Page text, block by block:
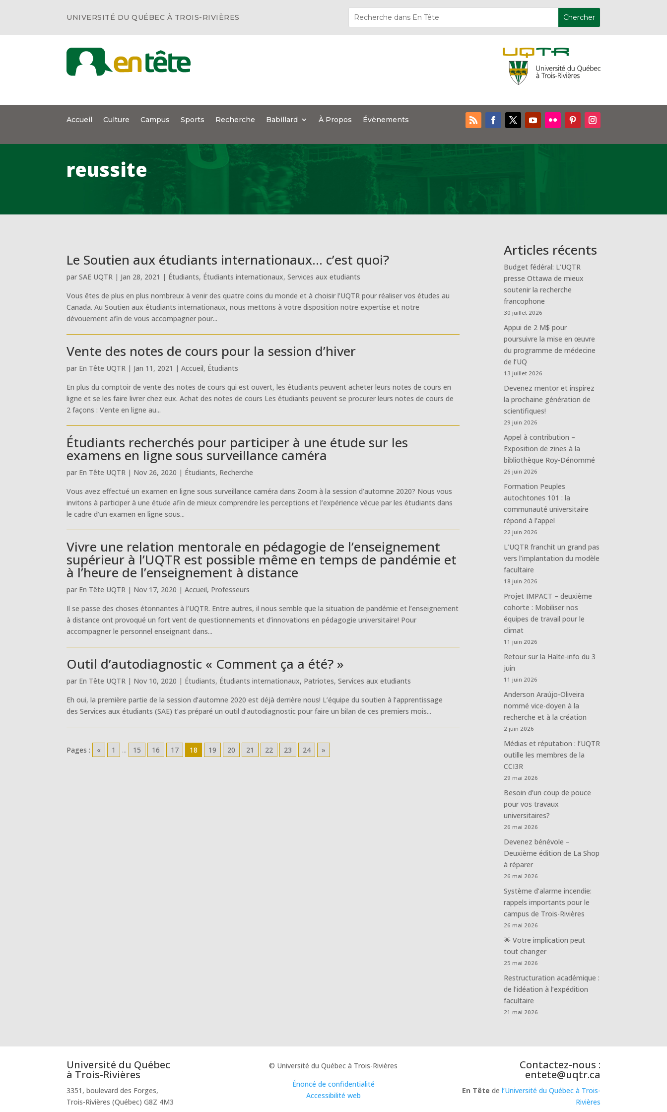
UNIVERSITÉ DU QUÉBEC À TROIS-RIVIÈRES
Accueil Culture Campus Sports Recherche Babillard À Propos Évènements
reussite
Le Soutien aux étudiants internationaux… c’est quoi?
parSAE UQTR | Jan 28, 2021 | Étudiants, Étudiants internationaux,Services aux etudiants
Vous êtes de plus en plus nombreux à venir des quatre coins du monde et à choisir l’UQTR pour réaliser vos études au
Canada. Au Soutien aux étudiants internationaux, nous mettons à votre disposition notre expertise et notre
dévouement afin de vous accompagner pour...
Vente des notes de cours pour la session d’hiver
par En Tête UQTR | Jan 11, 2021 |Accueil, Étudiants
En plus du comptoir de vente des notes de cours qui est ouvert, les étudiants peuvent acheter leurs notes de cours en
ligne et se les faire livrer chez eux. Achat des notes de cours Les étudiants peuvent se procurer leurs notes de cours de
2 façons : Vente en ligne au...
Étudiants recherchés pour participer à une étude sur les
examens en ligne sous surveillance caméra
par En Tête UQTR | Nov 26, 2020 | Étudiants, Recherche
Vous avez effectué un examen en ligne sous surveillance caméra dans Zoom à la session d’automne 2020? Nous vous
invitons à participer à une étude afin de mieux comprendre les perceptions et l’expérience vécue par les étudiants dans
le cadre d’un examen en ligne sous...
Vivre une relation mentorale en pédagogie de l’enseignement
supérieur à l’UQTR est possible même en temps de pandémie et
à l’heure de l’enseignement à distance
par En Tête UQTR | Nov 17, 2020 |Accueil, Professeurs
Il se passe des choses étonnantes à l’UQTR. Entre autres, il nous semble que la situation de pandémie et l’enseignement
à distance ont provoqué un fort vent de questionnements et d’innovations en pédagogie universitaire! Pour
accompagner le personnel enseignant dans...
Outil d’autodiagnostic « Comment ça a été? »
par En Tête UQTR | Nov 10, 2020 | Étudiants, Étudiants internationaux, Patriotes,Services aux etudiants
Eh oui, la première partie de la session d’automne 2020 est déjà derrière nous! L’équipe du soutien à l’apprentissage
des Services aux étudiants (SAE) t’as préparé un outil d’autodiagnostic pour faire un bilan de ces premiers mois...
Pages : « 1 ... 15 16 17 18 19 20 21 22 23 24 »
Articles récents
Budget fédéral: L’UQTR
presse Ottawa de mieux
soutenir la recherche
francophone
30 juillet 2026
Appui de 2 M$ pour
poursuivre la mise en œuvre
du programme de médecine
de l’UQ
13 juillet 2026
Devenez mentor et inspirez
la prochaine génération de
scientifiques!
29 juin 2026
Appel à contribution –
Exposition de zines à la
bibliothèque Roy-Dénommé
26 juin 2026
Formation Peuples
autochtones 101 : la
communauté universitaire
répond à l’appel
22 juin 2026
L’UQTR franchit un grand pas
vers l’implantation du modèle
facultaire
18 juin 2026
Projet IMPACT – deuxième
cohorte : Mobiliser nos
équipes de travail pour le
climat
11 juin 2026
Retour sur la Halte-info du 3
juin
11 juin 2026
Anderson Araújo-Oliveira
nommé vice-doyen à la
recherche et à la création
2 juin 2026
Médias et réputation : l’UQTR
outille les membres de la
CCI3R
29 mai 2026
Besoin d’un coup de pouce
pour vos travaux
universitaires?
26 mai 2026
Devenez bénévole –
Deuxième édition de La Shop
à réparer
26 mai 2026
Système d’alarme incendie:
rappels importants pour le
campus de Trois-Rivières
26 mai 2026
🌟 Votre implication peut
tout changer
25 mai 2026
Restructuration académique :
de l’idéation à l’expédition
facultaire
21 mai 2026
Université du Québec
à Trois-Rivières
3351, boulevard des Forges,
Trois-Rivières (Québec) G8Z 4M3
© Université du Québec à Trois-Rivières
Énoncé de confidentialité
Accessibilité web
Contactez-nous :
entete@uqtr.ca
En Tête de l’Université du Québec à Trois-
Rivières